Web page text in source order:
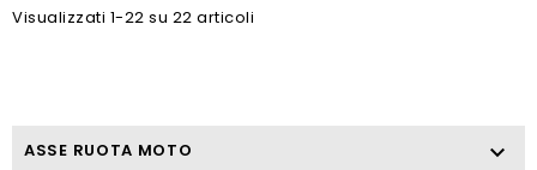
Visualizzati 1-22 su 22 articoli
ASSE RUOTA MOTO 